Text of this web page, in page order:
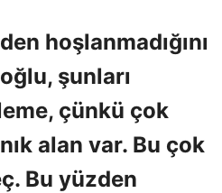
hoşlanmadığını
şunları
çünkü çok
alan var. Bu çok
Bu yüzden